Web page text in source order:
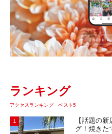
ランキング
アクセスランキング ベスト5
1
【話題の
グ！焼きた